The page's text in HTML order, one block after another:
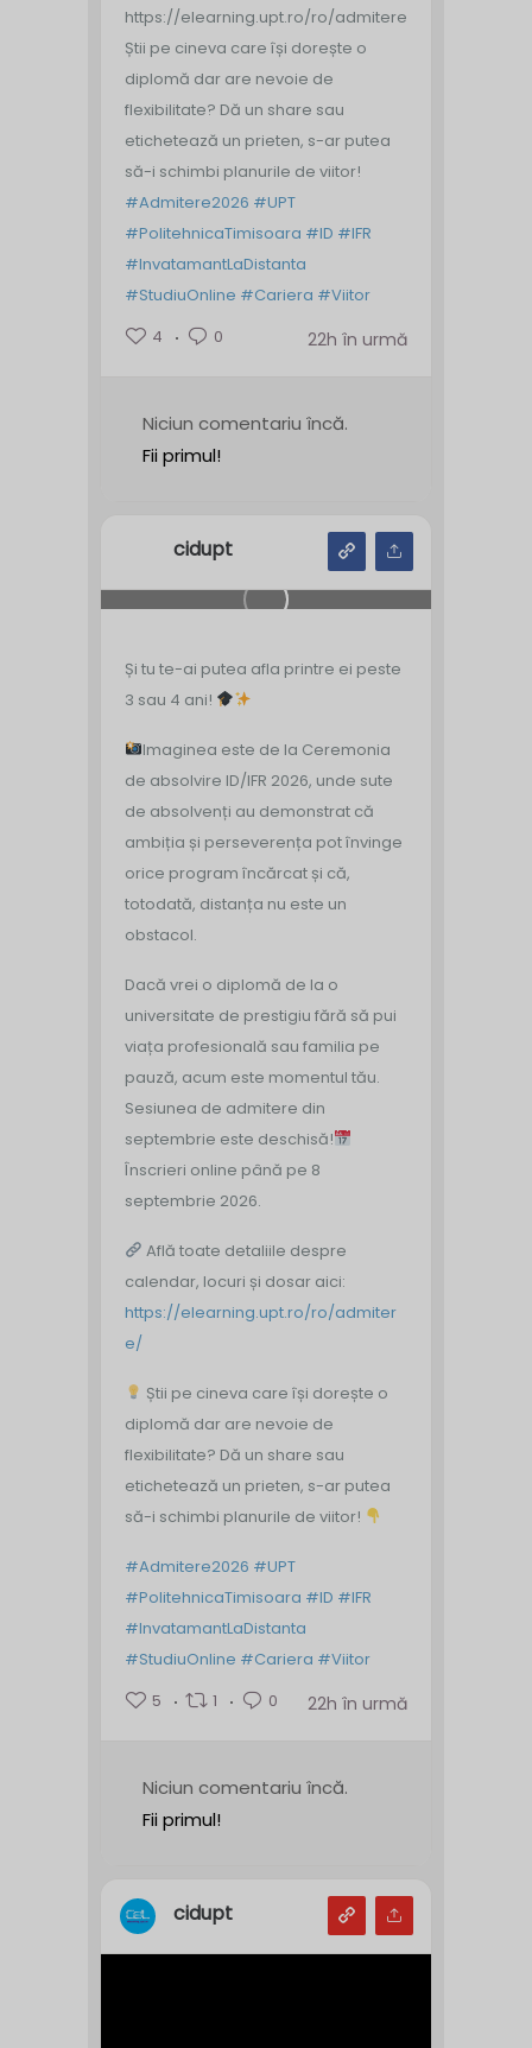
https://elearning.upt.ro/ro/admitere/
Știi pe cineva care își dorește o
diplomă dar are nevoie de
flexibilitate? Dă un share sau
etichetează un prieten, s-ar putea
să-i schimbi planurile de viitor!
#Admitere2026 #UPT
#PolitehnicaTimisoara #ID #IFR
#InvatamantLaDistanta
#StudiuOnline #Cariera #Viitor
4
0 22h în urmă
Niciun comentariu încă.
Fii primul!
cidupt
Și tu te-ai putea afla printre ei peste
3 sau 4 ani!
Imaginea este de la Ceremonia
de absolvire ID/IFR 2026, unde sute
de absolvenți au demonstrat că
ambiția și perseverența pot învinge
orice program încărcat și că,
totodată, distanța nu este un
obstacol.
Dacă vrei o diplomă de la o
universitate de prestigiu fără să pui
viața profesională sau familia pe
pauză, acum este momentul tău.
Sesiunea de admitere din
septembrie este deschisă!
Înscrieri online până pe 8
septembrie 2026.
Află toate detaliile despre
calendar, locuri și dosar aici:
https://elearning.upt.ro/ro/admiter
e/
Știi pe cineva care își dorește o
diplomă dar are nevoie de
flexibilitate? Dă un share sau
etichetează un prieten, s-ar putea
să-i schimbi planurile de viitor!
#Admitere2026 #UPT
#PolitehnicaTimisoara #ID #IFR
#InvatamantLaDistanta
#StudiuOnline #Cariera #Viitor
5
1 0 22h în urmă
Niciun comentariu încă.
Fii primul!
cidupt